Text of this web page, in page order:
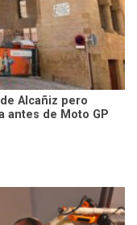
Alcañiz pero
antes de Moto GP